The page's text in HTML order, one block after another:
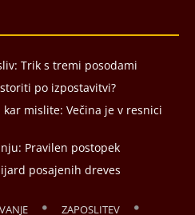
Trik s tremi posodami
po izpostavitvi?
mislite: Večina je v resnici
Pravilen postopek
posajenih dreves
ZAPOSLITEV